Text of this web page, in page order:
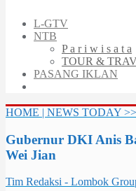
L-GTV
NTB
P a r i w i s a t a
TOUR &
PASANG IKLAN
HOME | NEWS TODAY >>
Gubernur DKI Anis
Wei Jian
Tim Redaksi - Lombok